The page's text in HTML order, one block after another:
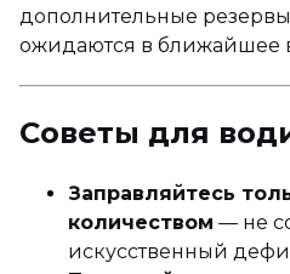
дополнительные резервы
ожидаются в ближайшее
Советы для
Заправляйтесь
количеством — не
искусственный